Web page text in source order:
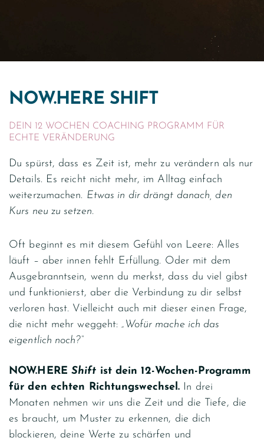
NOW.HERE SHIFT
DEIN 12 WOCHEN COACHING PROGRAMM FÜR
ECHTE VERÄNDERUNG
Du spürst, dass es Zeit ist, mehr zu verändern als nur
Details. Es reicht nicht mehr, im Alltag einfach
weiterzumachen. Etwas in dir drängt danach, den
Kurs neu zu setzen.
Oft beginnt es mit diesem Gefühl von Leere: Alles
läuft – aber innen fehlt Erfüllung. Oder mit dem
Ausgebranntsein, wenn du merkst, dass du viel gibst
und funktionierst, aber die Verbindung zu dir selbst
verloren hast. Vielleicht auch mit dieser einen Frage,
die nicht mehr weggeht:„Wofür mache ich das
eigentlich noch?“
NOW.HERE Shift ist dein 12-Wochen-Programm
für den echten Richtungswechsel. In drei
Monaten nehmen wir uns die Zeit und die Tiefe, die
es braucht, um Muster zu erkennen, die dich
blockieren, deine Werte zu schärfen und